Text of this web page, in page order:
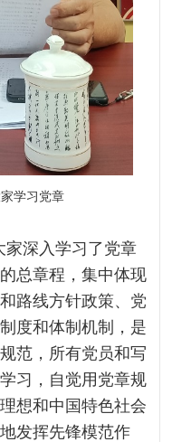
学习党章
家深入学习了党章
总章程，集中体现
路线方针政策、党
度和体制机制，是
范，所有党员和写
习，自觉用党章规
想和中国特色社会
发挥先锋模范作